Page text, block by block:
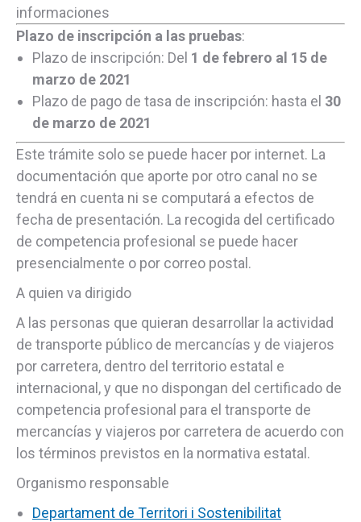
informaciones
Plazo de inscripción a las pruebas:
Plazo de inscripción: Del 1 de febrero al 15 de
marzo de 2021
Plazo de pago de tasa de inscripción: hasta el 30
de marzo de 2021
Este trámite solo se puede hacer por internet. La
documentación que aporte por otro canal no se
tendrá en cuenta ni se computará a efectos de
fecha de presentación. La recogida del certificado
de competencia profesional se puede hacer
presencialmente o por correo postal.
A quien va dirigido
A las personas que quieran desarrollar la actividad
de transporte público de mercancías y de viajeros
por carretera, dentro del territorio estatal e
internacional, y que no dispongan del certificado de
competencia profesional para el transporte de
mercancías y viajeros por carretera de acuerdo con
los términos previstos en la normativa estatal.
Organismo responsable
Departament de Territori i Sostenibilitat